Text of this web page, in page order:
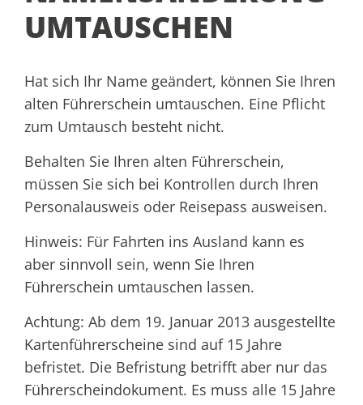
UMTAUSCHEN
Hat sich Ihr Name geändert, können Sie Ihren
alten Führerschein umtauschen. Eine Pflicht
zum Umtausch besteht nicht.
Behalten Sie Ihren alten Führerschein,
müssen Sie sich bei Kontrollen durch Ihren
Personalausweis oder Reisepass ausweisen.
Hinweis: Für Fahrten ins Ausland kann es
aber sinnvoll sein, wenn Sie Ihren
Führerschein umtauschen lassen.
Achtung: Ab dem 19. Januar 2013 ausgestellte
Kartenführerscheine sind auf 15 Jahre
befristet. Die Befristung betrifft aber nur das
Führerscheindokument. Es muss alle 15 Jahre